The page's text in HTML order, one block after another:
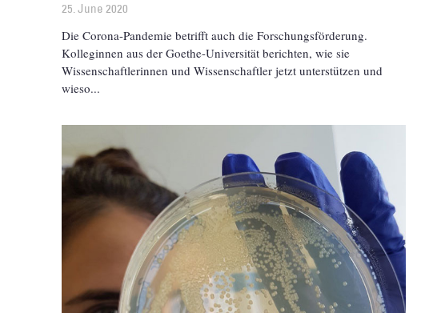
25. June 2020
Die Corona-Pandemie betrifft auch die Forschungsförderung.
Kolleginnen aus der Goethe-Universität berichten, wie sie
Wissenschaftlerinnen und Wissenschaftler jetzt unterstützen und
wieso